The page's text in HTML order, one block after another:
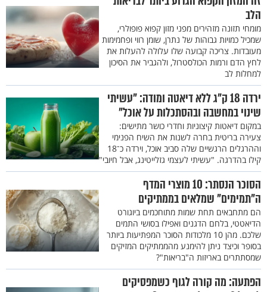
הלב
מומחי תזונה מזהירים מפני מזון קפוא פופולרי,
שמכיל כמויות גבוהות של נתרן, שומן רווי ופחמימות
מעובדות. צריכה קבועה שלו עלולה להעלות את
לחץ הדם ורמות הכולסטרול, ולהגביר את הסיכון
למחלות לב
ירדה 18 ק"ג ללא דיאטה ומודה: "עשיתי
שינוי במחשבה ובהסתכלות על אוכל"
במקום דיאטות קיצוניות וחדרי כושר מתישים:
צעירה בריטית בחרה לשנות את השיח הפנימי
וההרגלים הרגשיים שלה סביב אוכל, וירדה כ־18
קילו בהדרגה. "עשיתי לעצמי גזלייטינג, אבל חיובי"
הסוכר הנסתר: 10 מוצרי המדף
ה"תמימים" שמלאים בממתיקים
הם מתחבאים תחת שמות מתוחכמים ביוגורט
הדיאטטי, בלחם הדגנים ואפילו בסושי התמים
שלכם. מהן 10 מלכודות הסוכר המפתיעות ביותר
בסופר וכיצד ניתן להימנע מהממתיקים המזיקים
שמסתתרים באריזות ה"בריאות"?
הפתעה: מה קורה לגוף כשמפסיקים